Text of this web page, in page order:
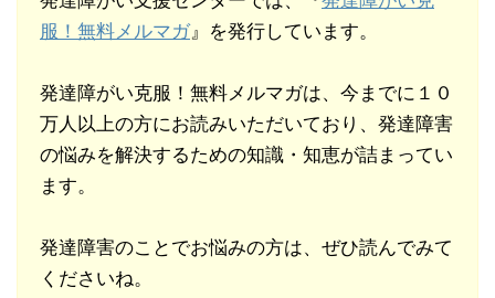
服！無料メルマガ』を発行しています。
発達障がい克服！無料メルマガは、今までに１０
万人以上の方にお読みいただいており、発達障害
の悩みを解決するための知識・知恵が詰まってい
ます。
発達障害のことでお悩みの方は、ぜひ読んでみて
くださいね。